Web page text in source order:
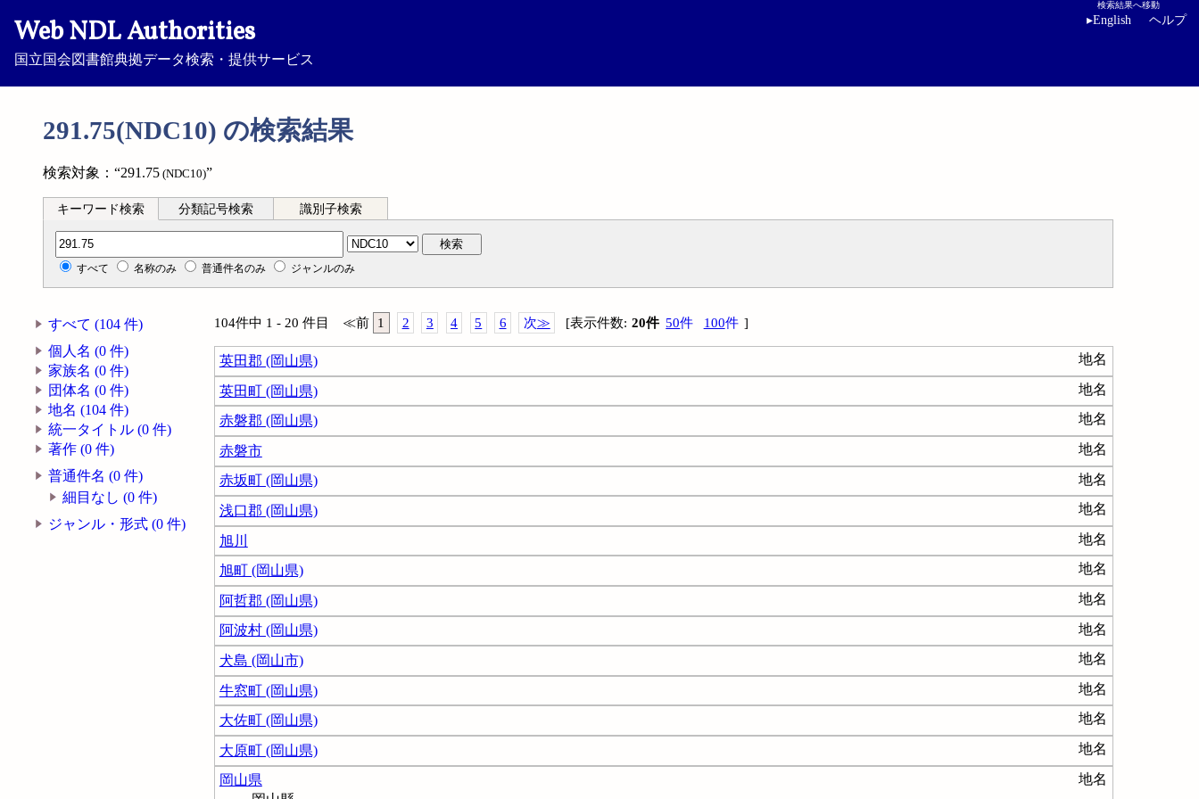
Web NDL Authorities
国立国会図書館典拠データ検索・提供サービス
検索結果へ移動
▸English ヘルプ
291.75(NDC10) の検索結果
検索対象：“291.75 (NDC10)”
キーワード検索 分類記号検索 識別子検索
分類記号検索 検索
すべて 名称のみ 普通件名のみ ジャンルのみ
すべて (104 件)
個人名 (0 件)
家族名 (0 件)
団体名 (0 件)
地名 (104 件)
統一タイトル (0 件)
著作 (0 件)
普通件名 (0 件)
細目なし (0 件)
ジャンル・形式 (0 件)
104件中 1 - 20 件目 ≪前 1 2 3 4 5 6 次≫ [表示件数: 20件 50件 100件 ]
英田郡 (岡山県) 地名
英田町 (岡山県) 地名
赤磐郡 (岡山県) 地名
赤磐市 地名
赤坂町 (岡山県) 地名
浅口郡 (岡山県) 地名
旭川 地名
旭町 (岡山県) 地名
阿哲郡 (岡山県) 地名
阿波村 (岡山県) 地名
犬島 (岡山市) 地名
牛窓町 (岡山県) 地名
大佐町 (岡山県) 地名
大原町 (岡山県) 地名
岡山県
地名